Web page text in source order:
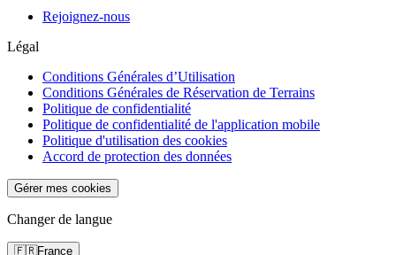
Rejoignez-nous
Légal
Conditions Générales d’Utilisation
Conditions Générales de Réservation de Terrains
Politique de confidentialité
Politique de confidentialité de l'application mobile
Politique d'utilisation des cookies
Accord de protection des données
Gérer mes cookies
Changer de langue
🇫🇷France